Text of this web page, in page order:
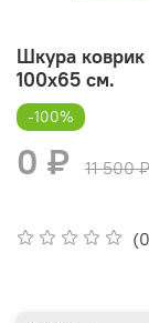
Шкура
100х65 см.
-100%
0 ₽ 11 500 ₽